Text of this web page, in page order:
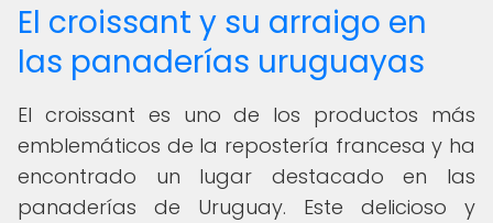
El croissant y su arraigo en
las panaderías uruguayas
El croissant es uno de los productos más
emblemáticos de la repostería francesa y ha
encontrado un lugar destacado en las
panaderías de Uruguay. Este delicioso y